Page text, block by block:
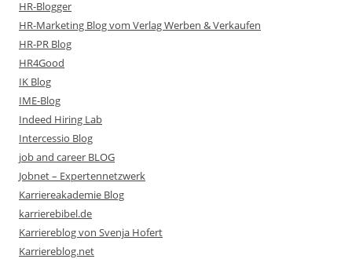
HR-Blogger
HR-Marketing Blog vom Verlag Werben & Verkaufen
HR-PR Blog
HR4Good
IK Blog
IME-Blog
Indeed Hiring Lab
Intercessio Blog
job and career BLOG
Jobnet – Expertennetzwerk
Karriereakademie Blog
karrierebibel.de
Karriereblog von Svenja Hofert
Karriereblog.net